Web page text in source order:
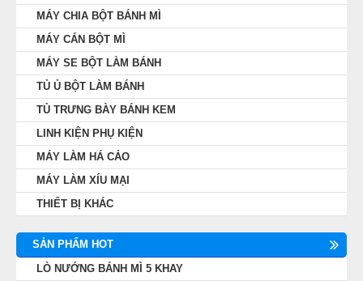
MÁY CHIA BỘT BÁNH MÌ
MÁY CÁN BỘT MÌ
MÁY SE BỘT LÀM BÁNH
TỦ Ủ BỘT LÀM BÁNH
TỦ TRƯNG BÀY BÁNH KEM
LINH KIỆN PHỤ KIỆN
MÁY LÀM HÁ CẢO
MÁY LÀM XÍU MẠI
THIẾT BỊ KHÁC
SẢN PHẨM HOT
LÒ NƯỚNG BÁNH MÌ 5 KHAY